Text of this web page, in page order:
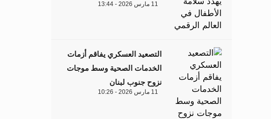
11 مارس 2026 - 13:44
التصعيد العسكري يفاقم أزمات
الخدمات الصحية وسط موجات
نزوح جنوب لبنان
11 مارس 2026 - 10:26